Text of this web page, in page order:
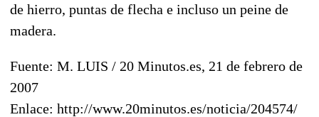
de hierro, puntas de flecha e incluso un peine de
madera.
Fuente: M. LUIS / 20 Minutos.es, 21 de febrero de
2007
Enlace: http://www.20minutos.es/noticia/204574/